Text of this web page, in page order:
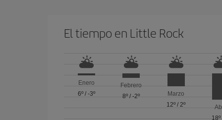
El tiempo en Little Rock
Enero
6º/ -3º
Febrero
8º /-2º
Marzo
12º /2º
18º